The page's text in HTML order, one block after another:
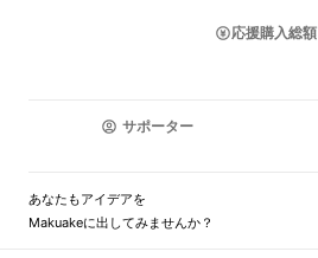
応援購入総額
サポーター
あなたもアイデアを
Makuakeに出してみませんか？